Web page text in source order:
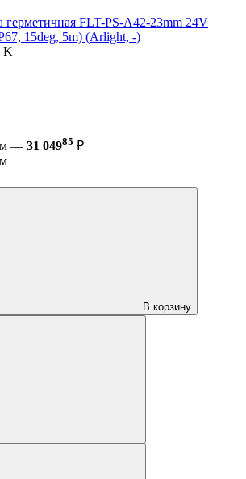
герметичная FLT-PS-A42-23mm 24V
15deg, 5m) (Arlight, -)
K
м — 31 04985 ₽
В корзину